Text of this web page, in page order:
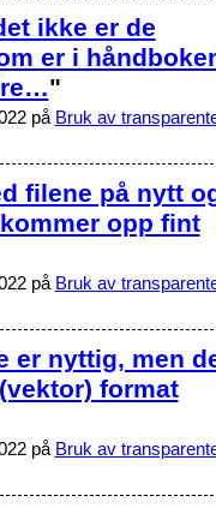
ikke er de
er i
"
på Bruk av
filene på nytt
opp fint
på Bruk av
er nyttig, men
format
på Bruk av